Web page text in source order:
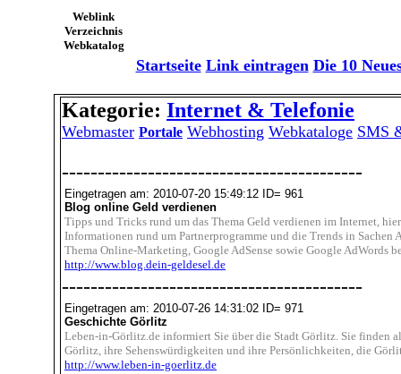
Weblink
Verzeichnis
Webkatalog
Startseite Link eintragen Die 10
Kategorie: Internet & Telefonie
Webmaster Portale Webhosting Webkataloge SMS
------------------------------------------
Eingetragen am: 2010-07-20 15:49:12 ID= 961
Blog online Geld verdienen
Tipps und Tricks rund um das Thema Geld verdienen im Internet,
Informationen rund um Partnerprogramme und die Trends in
Thema Online-Marketing, Google AdSense sowie Google AdWords
http://www.blog.dein-geldesel.de
------------------------------------------
Eingetragen am: 2010-07-26 14:31:02 ID= 971
Geschichte Görlitz
Leben-in-Görlitz.de informiert Sie über die Stadt Görlitz. Sie finden
Görlitz, ihre Sehenswürdigkeiten und ihre Persönlichkeiten, die
http://www.leben-in-goerlitz.de